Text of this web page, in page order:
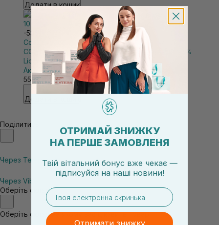
Додати в кошик
-53%
Cos De Baha
COS DE BAHA Niacinamide 10 Serum + A-Arbutin 5%
Licorice AL
Акційний набір
558₴
1 185₴
Додати в кошик
Поділитись
Через Telegram
Через Viber
Оберіть склад
Оберіть склад на якому вас цікавить товар
ОТРИМАЙ ЗНИЖКУ
НА ПЕРШЕ ЗАМОВЛЕНЯ
Твій вітальний бонус вже чекає —
підписуйся на наші новини!
email
Отримати знижку